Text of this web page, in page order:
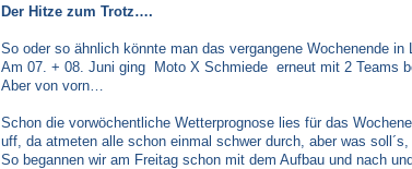
Der Hitze zum Trotz….
So oder so ähnlich könnte man das vergangene Wochenende in
Am 07. + 08. Juni ging Moto X Schmiede erneut mit 2 Teams
Aber von vorn…
Schon die vorwöchentliche Wetterprognose lies für das
uff, da atmeten alle schon einmal schwer durch, aber was
So begannen wir am Freitag schon mit dem Aufbau und nach